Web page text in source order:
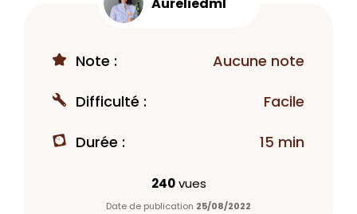
Note : Aucune note
Difficulté : Facile
Durée : 15 min
240vues
Date de publication 25/08/2022